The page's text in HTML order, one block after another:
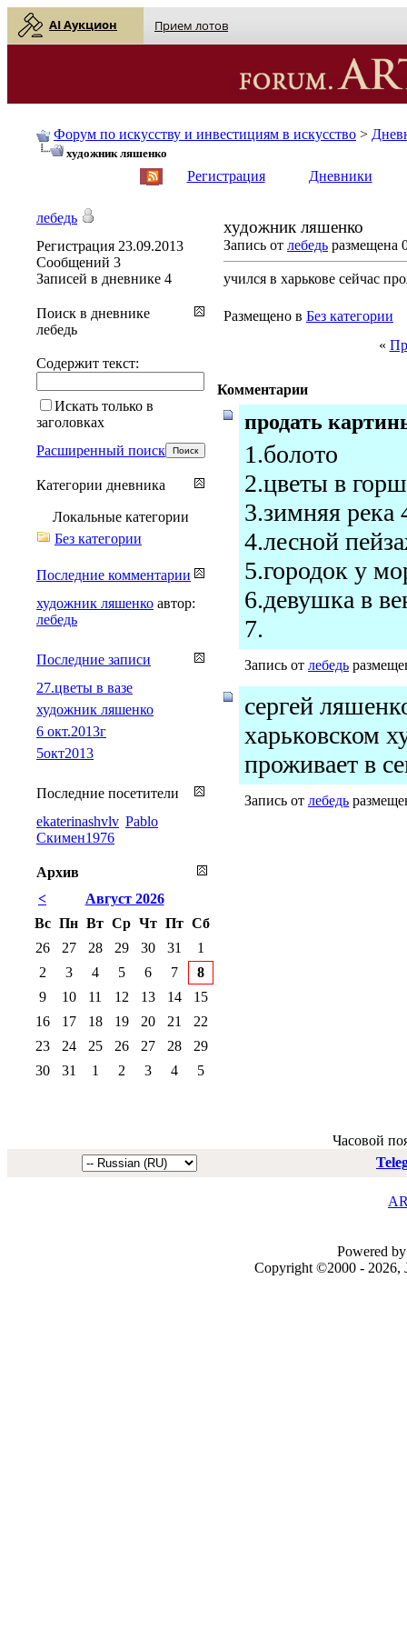
AI Аукцион Прием лотов
Форум по искусству и инвестициям в искусство >
художник ляшенко
Регистрация Дневники
художник ляшенко
Запись от лебедь размещена
учился в харькове сейчас
Размещено в Без категории
«
Комментарии
продать
1.болото
2.цветы в
3.зимняя река
4.лесной
5.городок у
6.девушка в
7.
Запись от лебедь
сергей
харьковском
проживает в
Запись от лебедь
лебедь
Регистрация 23.09.2013
Сообщений 3
Записей в дневнике 4
Поиск в дневнике
лебедь
Содержит текст:
Искать только в
заголовках
Расширенный поиск
Категории дневника
Локальные категории
Без категории
Последние комментарии
художник ляшенко автор:
лебедь
Последние записи
27.цветы в вазе
художник ляшенко
6 окт.2013г
5окт2013
Последние посетители
ekaterinashvlv Pablo
Скимен1976
Архив
<
Август 2026
Вс Пн Вт Ср Чт Пт Сб
26
27 28 29 30 31
1
2
3 4 5 6 7
8
9
10 11 12 13 14
15
16
17 18 19 20 21
22
23
24 25 26 27 28
29
30
31 1 2 3 4 5
Часовой
Powered
Copyright ©2000 - 2026,